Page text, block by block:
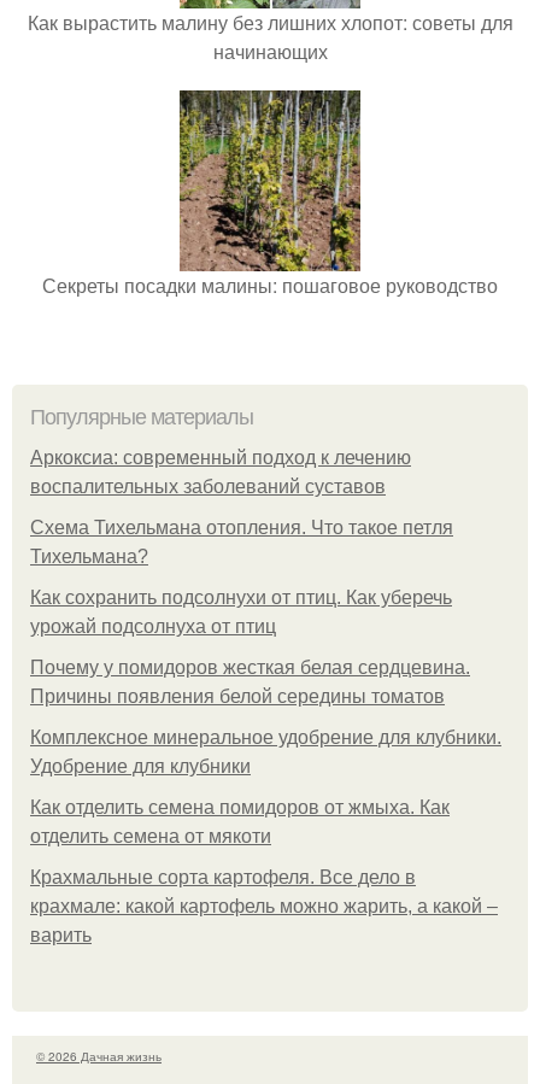
Как вырастить малину без лишних хлопот: советы для
начинающих
Секреты посадки малины: пошаговое руководство
Популярные материалы
Аркоксиа: современный подход к лечению
воспалительных заболеваний суставов
Схема Тихельмана отопления. Что такое петля
Тихельмана?
Как сохранить подсолнухи от птиц. Как уберечь
урожай подсолнуха от птиц
Почему у помидоров жесткая белая сердцевина.
Причины появления белой середины томатов
Комплексное минеральное удобрение для клубники.
Удобрение для клубники
Как отделить семена помидоров от жмыха. Как
отделить семена от мякоти
Крахмальные сорта картофеля. Все дело в
крахмале: какой картофель можно жарить, а какой –
варить
© 2026 Дачная жизнь